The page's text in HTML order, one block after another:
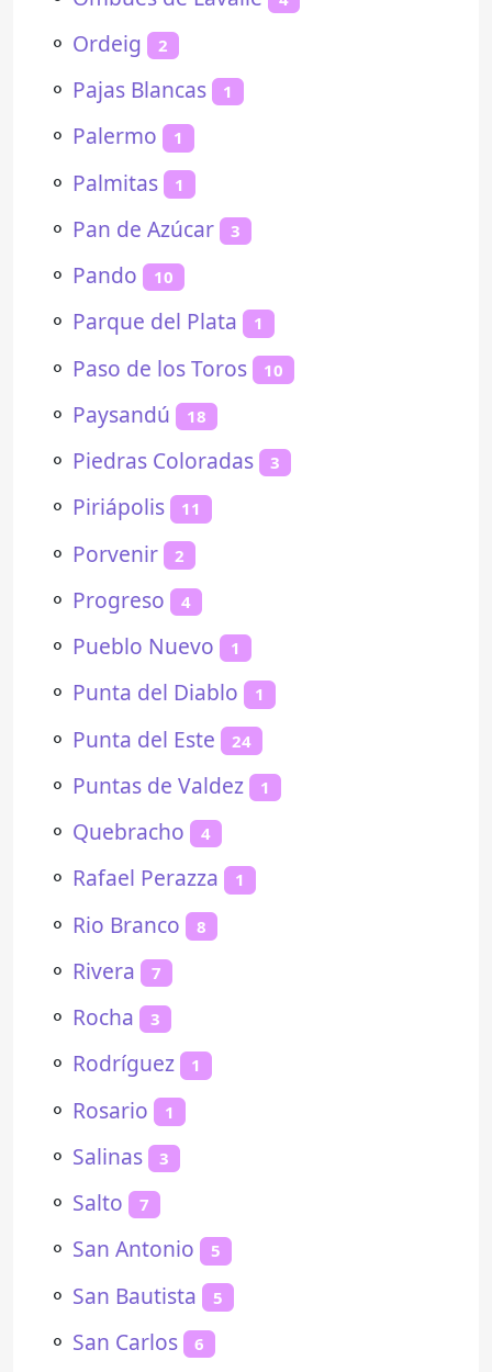
⚬ Ordeig 2
⚬ Pajas Blancas 1
⚬ Palermo 1
⚬ Palmitas 1
⚬ Pan de Azúcar 3
⚬ Pando 10
⚬ Parque del Plata 1
⚬ Paso de los Toros 10
⚬ Paysandú 18
⚬ Piedras Coloradas 3
⚬ Piriápolis 11
⚬ Porvenir 2
⚬ Progreso 4
⚬ Pueblo Nuevo 1
⚬ Punta del Diablo 1
⚬ Punta del Este 24
⚬ Puntas de Valdez 1
⚬ Quebracho 4
⚬ Rafael Perazza 1
⚬ Rio Branco 8
⚬ Rivera 7
⚬ Rocha 3
⚬ Rodríguez 1
⚬ Rosario 1
⚬ Salinas 3
⚬ Salto 7
⚬ San Antonio 5
⚬ San Bautista 5
⚬ San Carlos 6